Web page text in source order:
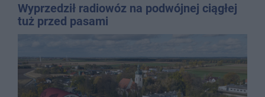
Wyprzedził radiowóz na podwójnej ciągłej
tuż przed pasami